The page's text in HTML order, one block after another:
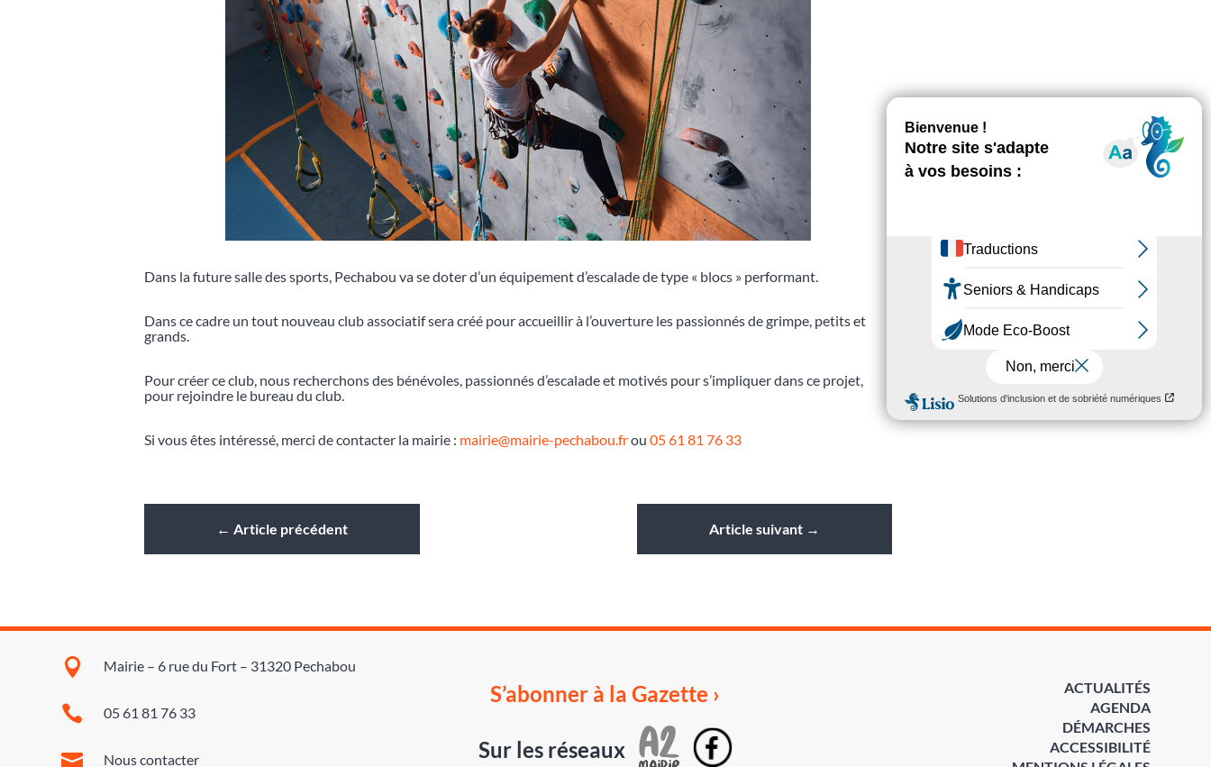
Dans la future salle des sports, Pechabou va se doter d’un équipement d’escalade de type « blocs » performant.
Dans ce cadre un tout nouveau club associatif sera créé pour accueillir à l’ouverture les passionnés de grimpe, petits et
grands.
Pour créer ce club, nous recherchons des bénévoles, passionnés d’escalade et motivés pour s’impliquer dans ce projet,
pour rejoindre le bureau du club.
Si vous êtes intéressé, merci de contacter la mairie : mairie@mairie-pechabou.frou 05 61 81 76 33
← Article précédent Article suivant→
 Mairie – 6 rue du Fort – 31320 Pechabou
 05 61 81 76 33
 Nous contacter
S’abonner à la Gazette ›
Sur les réseaux
ACTUALITÉS
AGENDA
DÉMARCHES
ACCESSIBILITÉ